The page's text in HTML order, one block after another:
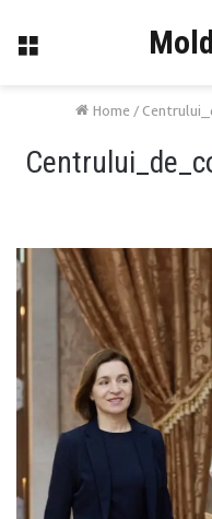
Menu
Home /